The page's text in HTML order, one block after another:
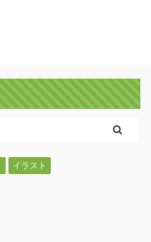
イラスト